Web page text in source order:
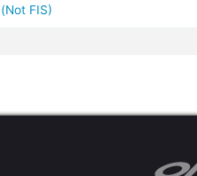
(Not FIS)